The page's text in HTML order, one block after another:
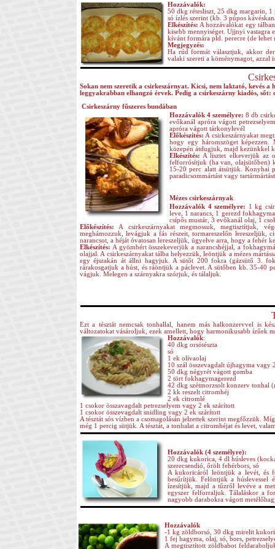
Hozzávalók:
50 dkg rétesliszt, 25 dkg margarin,
só ízlés szerint (kb. 3 púpos
Elkészítés: A hozzávalókat egy
kisebb mennyiséget. Ujjnyi vastagra
kívánt formára pld. perecre (de
Megjegyzés:
Ha rúd formát választjuk, akkor
valaki szereti a köménymagot, azzal
Sokan nem szeretik a csirkeszárnyat. Kicsi, nem laktató, kevés a
leggyakrabban elhangzó érvek. Pedig a csirkeszárny kiadós, sőt:
Csirkeszárny fűszeres bundában
Hozzávalók 4 személyre: 8 db
evőkanál apróra vágott
apróra vágott tárkonylevél
Előkészítés: A csirkeszárnyakat
hogy egy háromszöget képezzen.
közepén átdugjuk, majd kezünkkel
Elkészítés: A lisztet elkeverjük az
felforrósítjuk (ha van, olajsütőben)
15-20 perc alatt átsütjük. Konyhai
paradicsommártást vagy
Mézes csirkeszárnyak
Hozzávalók 4 személyre: 1 kg
leve, 1 narancs, 1 gerezd
csípős mustár, 3 evőkanál olaj, 1
Előkészítés: A csirkeszárnyakat megmossuk, megtisztítjuk,
meghámozzuk, levágjuk a fás részeit, tormareszelőn lereszeljük,
narancsot, a héját óvatosan lereszeljük, ügyelve arra, hogy a fehér
Elkészítés: A gyömbért összekeverjük a narancshéjjal, a
olajjal. A csirkeszárnyakat tálba helyezzük, leöntjük a mézes
egy éjszakán át állni hagyjuk. A sütőt 200 fokra (gázsütő 3.
rárakosgatjuk a húst, és ráöntjük a páclevet. A sütőben kb. 35-40
vágjuk. Melegen a szárnyakra szórjuk, és tálaljuk.
Ezt a tésztát nemcsak tonhallal, hanem más halkonzervvel is
változatokat vásároljuk, ezek amellett, hogy harmonikusabb ízűek
Hozzávalók:
40 dkg orsótészta
só
1 ek olívaolaj
10 szál összevagdalt újhagyma vagy
50 dkg négyrét vágott gomba
2 tört fokhagymagerezd
42 dkg szétmorzsolt konzerv tonhal
2 kk reszelt citromhéj
2 ek citromlé
1 csokor összavagdalt petrezselyem vagy 2 ek szárított
1 csokor összevagdalt snidling vagy 2 ek szárított
A tésztát sós vízben a csomagolásán jelzettek szerint megfőzzük.
még 1 percig sütjük. A tésztát, a tonhalat a citromhéjat és levet,
Hozzávalók (4 személyre):
20 dkg kukorica, 4 dl húsleves
szerecsendió, őrölt fehérbors, só
A kukoricáról leöntjük a levét, és
besűrítjük. Felöntjük a húslevessel
ízesítjük, majd a tűzről levéve a
egyszer felforraljuk. Tálaláskor a
nagyobb darabokra vágott
Hozzávalók
-1 kg zöldborsó, 30 dkg mirelit
1 fej hagyma, olaj, só, bors,
A megtisztított zöldbabot